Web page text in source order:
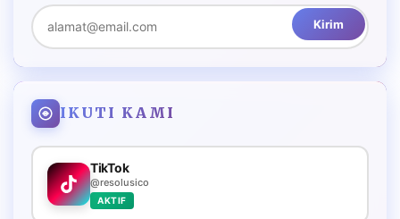
Kirim
IKUTI KAMI
TikTok
@resolusico
AKTIF